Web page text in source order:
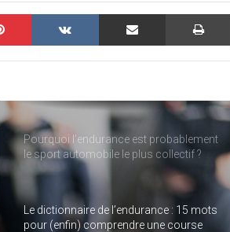
Pinterest VKontakte Partager par email
passion, inspirer une vocation
Pourquoi l’endurance est probablement
le sport automobile le plus collectif ?
Le dictionnaire de l’endurance : 15 mots
pour (enfin) comprendre une course